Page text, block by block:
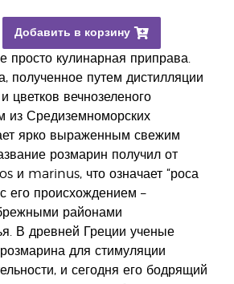
просто кулинарная приправа.
полученное путем дистилляции
цветков вечнозеленого
из Средиземноморских
ярко выраженным свежим
розмарин получил от
и marinus, что означает “роса
его происхождением –
районами
В древней Греции ученые
для стимуляции
и сегодня его бодрящий
Добавить в корзину